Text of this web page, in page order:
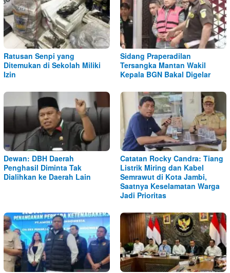
Ratusan Senpi yang
Ditemukan di Sekolah Miliki
Izin
Sidang Praperadilan
Tersangka Mantan Wakil
Kepala BGN Bakal Digelar
Dewan: DBH Daerah
Penghasil Diminta Tak
Dialihkan ke Daerah Lain
Catatan Rocky Candra: Tiang
Listrik Miring dan Kabel
Semrawut di Kota Jambi,
Saatnya Keselamatan Warga
Jadi Prioritas